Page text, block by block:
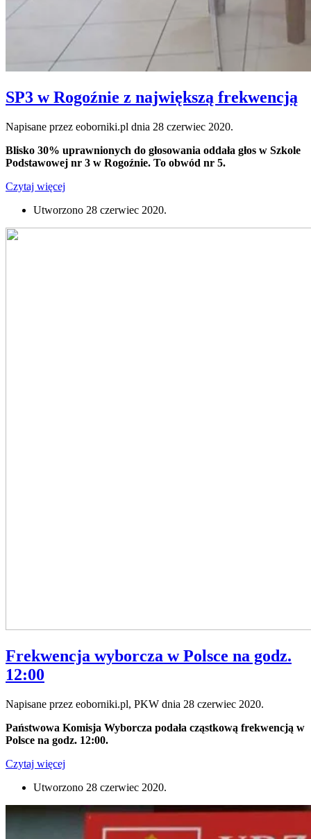
SP3 w Rogoźnie z największą frekwencją
Napisane przez eoborniki.pl dnia 28 czerwiec 2020.
Blisko 30% uprawnionych do głosowania oddała głos w Szkole
Podstawowej nr 3 w Rogoźnie. To obwód nr 5.
Czytaj więcej
Utworzono 28 czerwiec 2020.
Frekwencja wyborcza w Polsce na godz.
12:00
Napisane przez eoborniki.pl, PKW dnia 28 czerwiec 2020.
Państwowa Komisja Wyborcza podała cząstkową frekwencją w
Polsce na godz. 12:00.
Czytaj więcej
Utworzono 28 czerwiec 2020.